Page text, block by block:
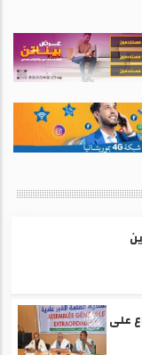
على